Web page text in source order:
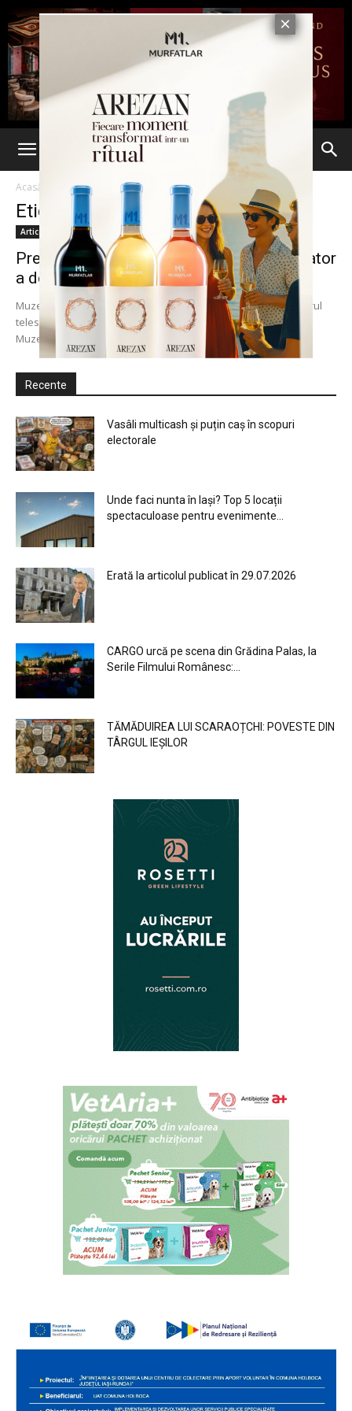
Acasă Etichete Premiera istorica
Etichetă: premiera istorica
Articole
Premieră istorică în România. Un observator
a descoperit o explozie stelară...
Muzeograful Dumitru Ciprian Vîntdevară a descoperit cu ajutorul
telescopului principal al Observatorului Astronomic din cadrul
Muzeului „Vasile Pârvan” din Bârlad, județul Vaslui, o novă...
Recente
Vasâli multicash și puțin caș în scopuri
electorale
Unde faci nunta în Iași? Top 5 locații
spectaculoase pentru evenimente...
Erată la articolul publicat în 29.07.2026
CARGO urcă pe scena din Grădina Palas, la
Serile Filmului Românesc:...
TĂMĂDUIREA LUI SCARAOȚCHI: POVESTE DIN
TÂRGUL IEȘILOR